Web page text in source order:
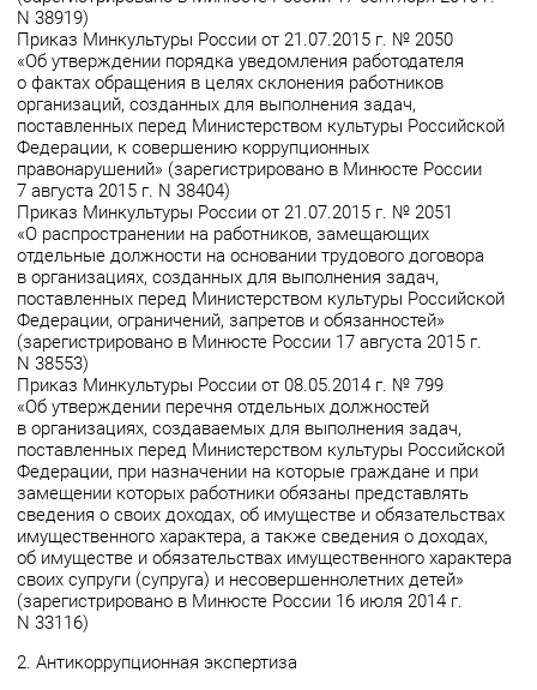
N 38919)
Приказ Минкультуры России от 21.07.2015 г. № 2050
«Об утверждении порядка уведомления работодателя
о фактах обращения в целях склонения работников
организаций, созданных для выполнения задач,
поставленных перед Министерством культуры Российской
Федерации, к совершению коррупционных
правонарушений» (зарегистрировано в Минюсте России
7 августа 2015 г. N 38404)
Приказ Минкультуры России от 21.07.2015 г. № 2051
«О распространении на работников, замещающих
отдельные должности на основании трудового договора
в организациях, созданных для выполнения задач,
поставленных перед Министерством культуры Российской
Федерации, ограничений, запретов и обязанностей»
(зарегистрировано в Минюсте России 17 августа 2015 г.
N 38553)
Приказ Минкультуры России от 08.05.2014 г. № 799
«Об утверждении перечня отдельных должностей
в организациях, создаваемых для выполнения задач,
поставленных перед Министерством культуры Российской
Федерации, при назначении на которые граждане и при
замещении которых работники обязаны представлять
сведения о своих доходах, об имуществе и обязательствах
имущественного характера, а также сведения о доходах,
об имуществе и обязательствах имущественного характера
своих супруги (супруга) и несовершеннолетних детей»
(зарегистрировано в Минюсте России 16 июля 2014 г.
N 33116)
2. Антикоррупционная экспертиза